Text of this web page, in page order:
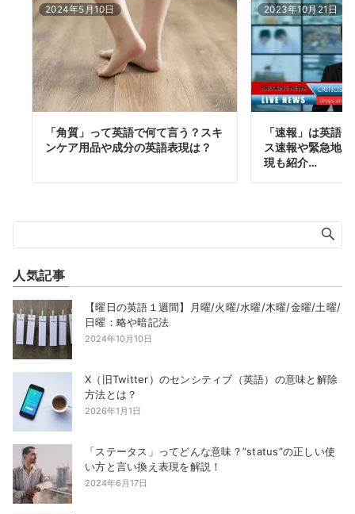
2024年5月10日
「角質」って英語で何て言う？スキ
ンケア用品や成分の英語表現は？
2023年10月21日
「速報」は英語
ス速報や緊急地
現も紹介…
人気記事
【曜日の英語１週間】月曜/火曜/水曜/木曜/金曜/土曜/
日曜：略や暗記法
2024年10月10日
X（旧Twitter）のセンシティブ（英語）の意味と解除
方法とは？
2026年1月1日
「ステータス」ってどんな意味？”status”の正しい使
い方と言い換え表現を解説！
2024年6月17日